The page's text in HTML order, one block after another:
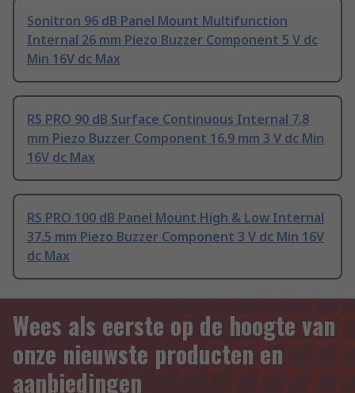
Sonitron 96 dB Panel Mount Multifunction
Internal 26 mm Piezo Buzzer Component 5 V dc
Min 16V dc Max
RS PRO 90 dB Surface Continuous Internal 7.8
mm Piezo Buzzer Component 16.9 mm 3 V dc Min
16V dc Max
RS PRO 100 dB Panel Mount High & Low Internal
37.5 mm Piezo Buzzer Component 3 V dc Min 16V
dc Max
Wees als eerste op de hoogte van
onze nieuwste producten en
aanbiedingen